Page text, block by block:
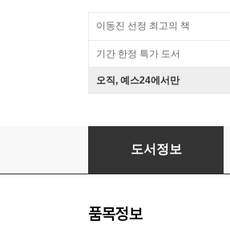
이동진 선정 최고의 책
기간 한정 특가 도서
오직, 예스24에서만
세상에 빛을 밝힌 인물 4
도서정보
품목정보